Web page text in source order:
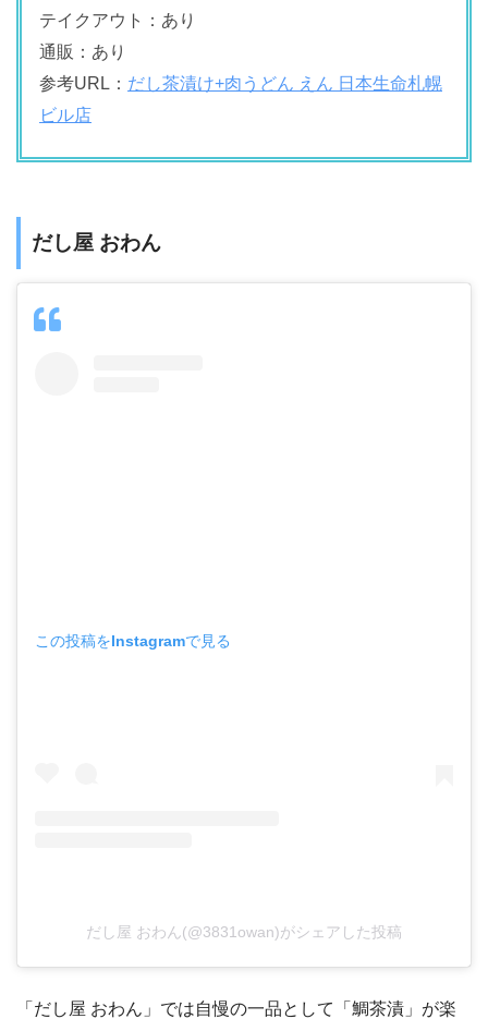
テイクアウト：あり
通販：あり
参考URL： だし茶漬け+肉うどん えん 日本生命札幌
ビル店
だし屋 おわん
この投稿をInstagramで見る
だし屋 おわん(@3831owan)がシェアした投稿
「だし屋 おわん」では自慢の一品として「鯛茶漬」が楽